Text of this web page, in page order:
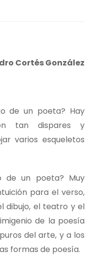
Cortés González
de un poeta? Hay
tan dispares y
varios esqueletos
de un poeta? Muy
para el verso,
dibujo, el teatro y el
de la poesía
del arte, y a los
formas de poesía.